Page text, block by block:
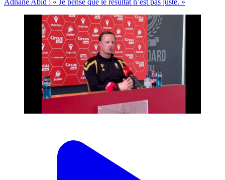
Adnane Abid : « Je pense que le résultat n’est pas juste. »